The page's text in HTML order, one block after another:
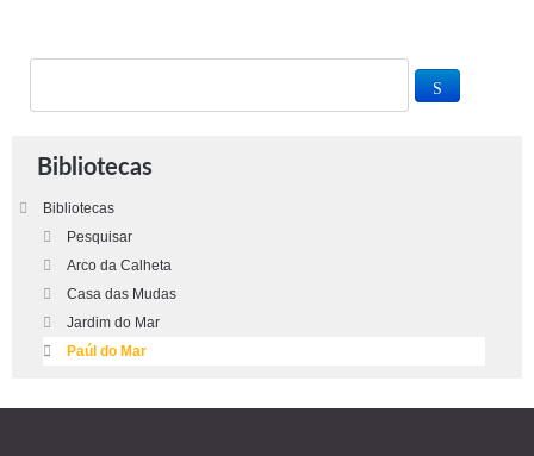
Bibliotecas
Bibliotecas
Pesquisar
Arco da Calheta
Casa das Mudas
Jardim do Mar
Paúl do Mar